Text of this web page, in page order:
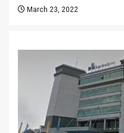
March 23, 2022